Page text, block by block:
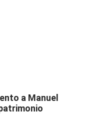
a Manuel